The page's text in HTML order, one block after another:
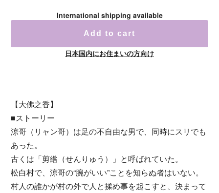
International shipping available
Add to cart
日本国内にお住まいの方向け
【大佛之香】
■ストーリー
涼哥（リャン哥）は足の不自由な男で、同時にスリでも
あった。
古くは「剪綹（せんりゅう）」と呼ばれていた。
松白村で、涼哥の“腕がいい”ことを知らぬ者はいない。
村人の誰かが村の外で人と揉め事を起こすと、決まって